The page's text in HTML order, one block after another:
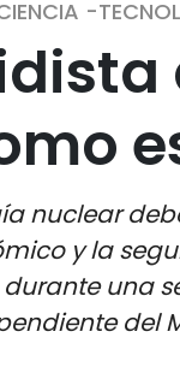
-
nuclear
y la
durante una
del